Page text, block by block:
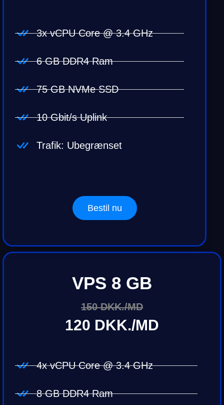
3x vCPU Core @ 3.4 GHz
6 GB DDR4 Ram
75 GB NVMe SSD
10 Gbit/s Uplink
Trafik: Ubegrænset
Bestil nu
VPS 8 GB
150 DKK./MD
120 DKK./MD
4x vCPU Core @ 3.4 GHz
8 GB DDR4 Ram